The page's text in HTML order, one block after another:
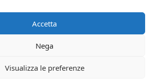
Accetta
Nega
Visualizza le preferenze